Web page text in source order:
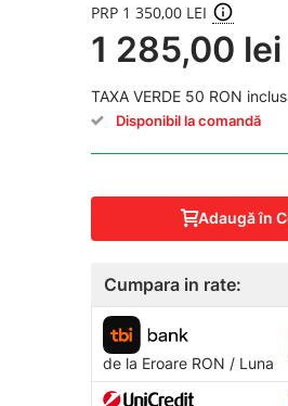
PRP 1 350,00 LEI
1 285,00 lei
TAXA VERDE 50 RON
Disponibil la comandă
Adaugă în
Cumpara in rate:
de la EroareRON / Luna